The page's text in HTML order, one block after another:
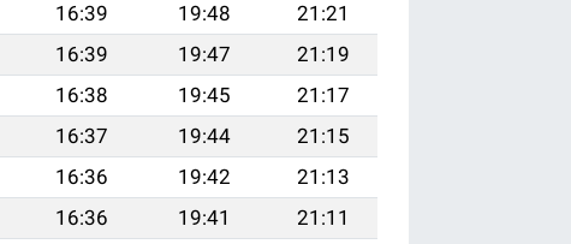
16:39 19:48
21:21
16:39 19:47
21:19
16:38 19:45
21:17
16:37 19:44
21:15
16:36 19:42
21:13
16:36 19:41
21:11